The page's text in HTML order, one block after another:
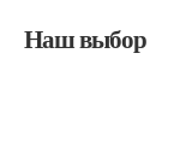
Наш выбор